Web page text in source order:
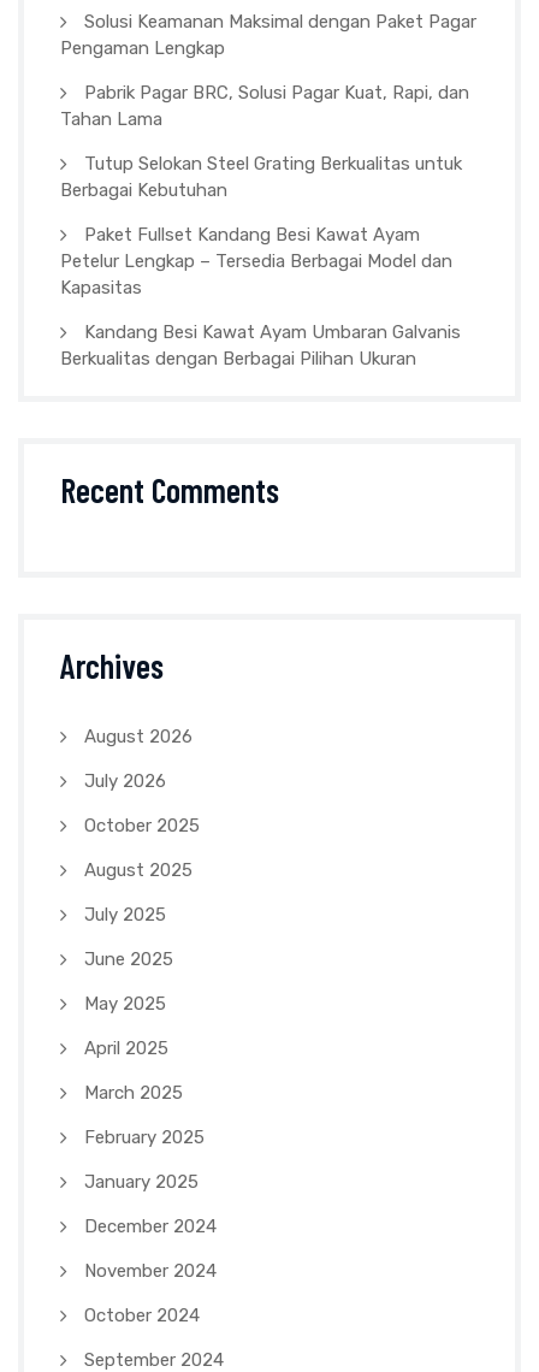
Solusi Keamanan Maksimal dengan Paket Pagar
Pengaman Lengkap
Pabrik Pagar BRC, Solusi Pagar Kuat, Rapi, dan
Tahan Lama
Tutup Selokan Steel Grating Berkualitas untuk
Berbagai Kebutuhan
Paket Fullset Kandang Besi Kawat Ayam
Petelur Lengkap – Tersedia Berbagai Model dan
Kapasitas
Kandang Besi Kawat Ayam Umbaran Galvanis
Berkualitas dengan Berbagai Pilihan Ukuran
Recent Comments
Archives
August 2026
July 2026
October 2025
August 2025
July 2025
June 2025
May 2025
April 2025
March 2025
February 2025
January 2025
December 2024
November 2024
October 2024
September 2024